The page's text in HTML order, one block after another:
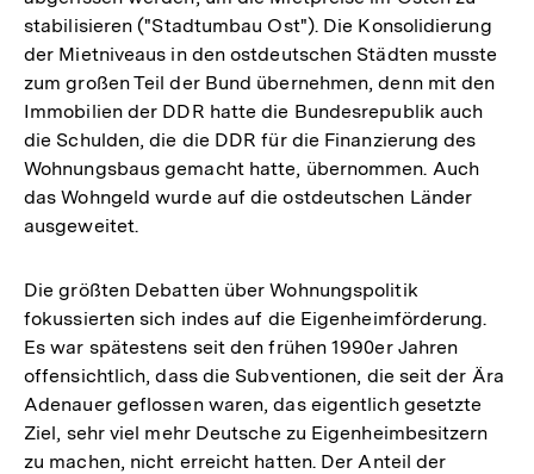
stabilisieren ("Stadtumbau Ost"). Die Konsolidierung
der Mietniveaus in den ostdeutschen Städten musste
zum großen Teil der Bund übernehmen, denn mit den
Immobilien der DDR hatte die Bundesrepublik auch
die Schulden, die die DDR für die Finanzierung des
Wohnungsbaus gemacht hatte, übernommen. Auch
das Wohngeld wurde auf die ostdeutschen Länder
ausgeweitet.
Die größten Debatten über Wohnungspolitik
fokussierten sich indes auf die Eigenheimförderung.
Es war spätestens seit den frühen 1990er Jahren
offensichtlich, dass die Subventionen, die seit der Ära
Adenauer geflossen waren, das eigentlich gesetzte
Ziel, sehr viel mehr Deutsche zu Eigenheimbesitzern
zu machen, nicht erreicht hatten. Der Anteil der